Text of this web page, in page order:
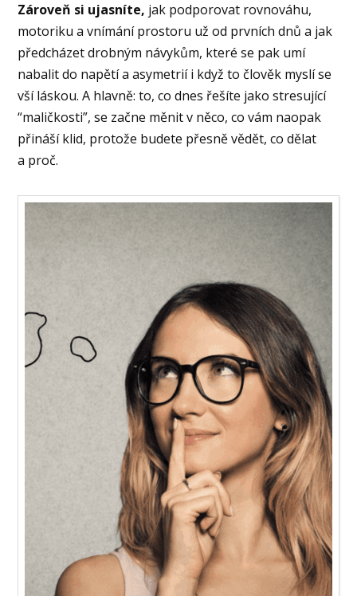
Zároveň si ujasníte, jak podporovat rovnováhu,
motoriku a vnímání prostoru už od prvních dnů a jak
předcházet drobným návykům, které se pak umí
nabalit do napětí a asymetrií i když to člověk myslí se
vší láskou. A hlavně: to, co dnes řešíte jako stresující
“maličkosti”, se začne měnit v něco, co vám naopak
přináší klid, protože budete přesně vědět, co dělat
a proč.